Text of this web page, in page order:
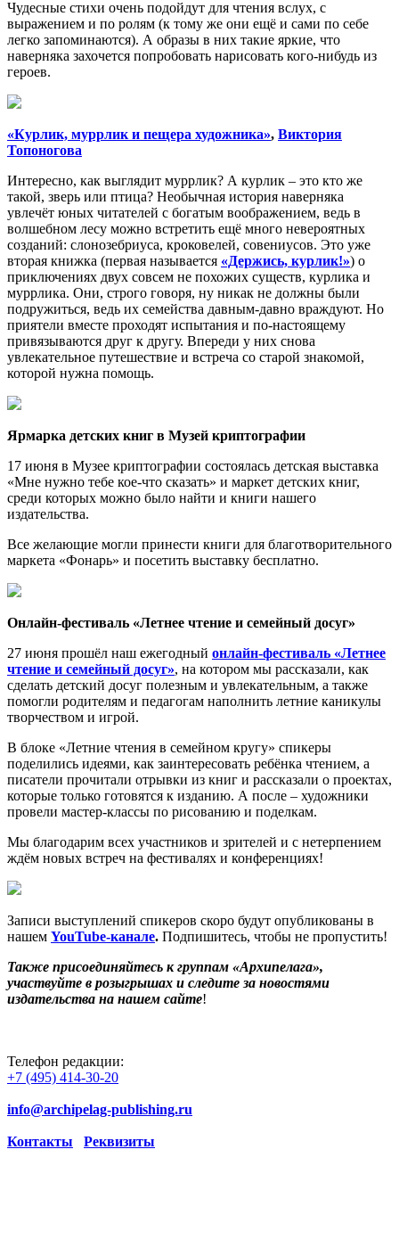
Чудесные стихи очень подойдут для чтения вслух, с
выражением и по ролям (к тому же они ещё и сами по себе
легко запоминаются). А образы в них такие яркие, что
наверняка захочется попробовать нарисовать кого-нибудь из
героев.
«Курлик, муррлик и пещера художника», Виктория
Топоногова
Интересно, как выглядит муррлик? А курлик – это кто же
такой, зверь или птица? Необычная история наверняка
увлечёт юных читателей с богатым воображением, ведь в
волшебном лесу можно встретить ещё много невероятных
созданий: слонозебриуса, кроковелей, совениусов. Это уже
вторая книжка (первая называется «Держись, курлик!») о
приключениях двух совсем не похожих существ, курлика и
муррлика. Они, строго говоря, ну никак не должны были
подружиться, ведь их семейства давным-давно враждуют. Но
приятели вместе проходят испытания и по-настоящему
привязываются друг к другу. Впереди у них снова
увлекательное путешествие и встреча со старой знакомой,
которой нужна помощь.
Ярмарка детских книг в Музей криптографии
17 июня в Музее криптографии состоялась детская выставка
«Мне нужно тебе кое-что сказать» и маркет детских книг,
среди которых можно было найти и книги нашего
издательства.
Все желающие могли принести книги для благотворительного
маркета «Фонарь» и посетить выставку бесплатно.
Онлайн-фестиваль «Летнее чтение и семейный досуг»
27 июня прошёл наш ежегодный онлайн-фестиваль «Летнее
чтение и семейный досуг», на котором мы рассказали, как
сделать детский досуг полезным и увлекательным, а также
помогли родителям и педагогам наполнить летние каникулы
творчеством и игрой.
В блоке «Летние чтения в семейном кругу» спикеры
поделились идеями, как заинтересовать ребёнка чтением, а
писатели прочитали отрывки из книг и рассказали о проектах,
которые только готовятся к изданию. А после – художники
провели мастер-классы по рисованию и поделкам.
Мы благодарим всех участников и зрителей и с нетерпением
ждём новых встреч на фестивалях и конференциях!
Записи выступлений спикеров скоро будут опубликованы в
нашем YouTube-канале. Подпишитесь, чтобы не пропустить!
Также присоединяйтесь к группам «Архипелага»,
участвуйте в розыгрышах и следите за новостями
издательства на нашем сайте!
Телефон редакции:
+7 (495) 414-30-20
info@archipelag-publishing.ru
Контакты Реквизиты